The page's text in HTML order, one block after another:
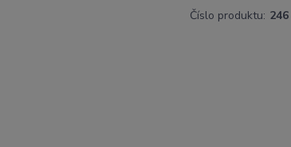
Číslo produktu: 246